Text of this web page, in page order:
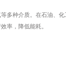
多种介质。在石油、化
率，降低能耗。